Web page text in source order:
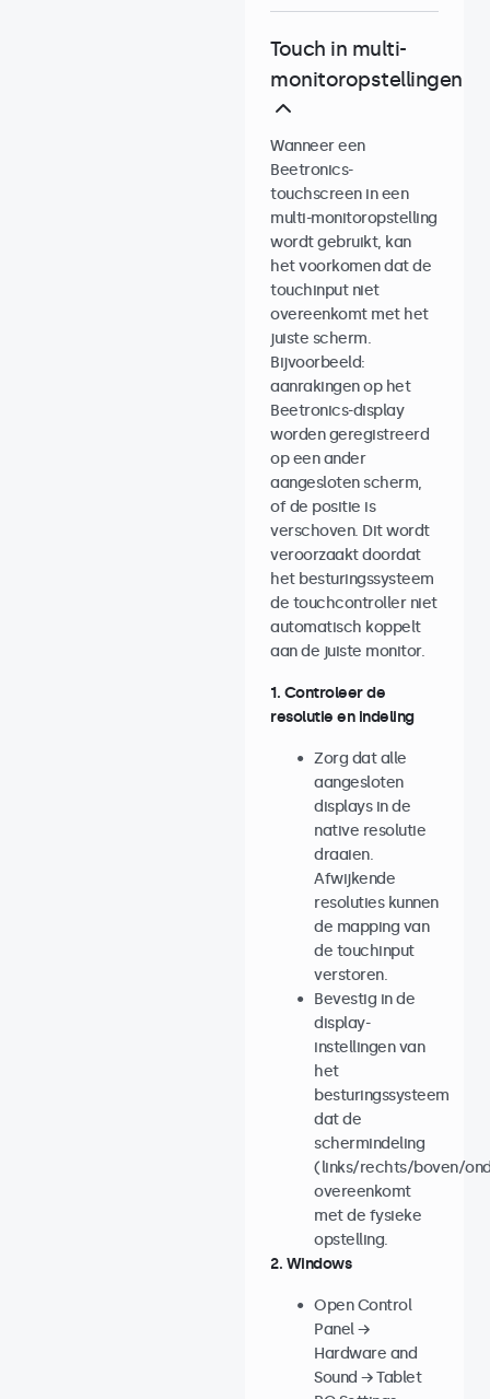
Touch in multi-
monitoropstellingen
Wanneer een
Beetronics-
touchscreen in een
multi-monitoropstelling
wordt gebruikt, kan
het voorkomen dat de
touchinput niet
overeenkomt met het
juiste scherm.
Bijvoorbeeld:
aanrakingen op het
Beetronics-display
worden geregistreerd
op een ander
aangesloten scherm,
of de positie is
verschoven. Dit wordt
veroorzaakt doordat
het besturingssysteem
de touchcontroller niet
automatisch koppelt
aan de juiste monitor.
1. Controleer de
resolutie en indeling
Zorg dat alle
aangesloten
displays in de
native resolutie
draaien.
Afwijkende
resoluties kunnen
de mapping van
de touchinput
verstoren.
Bevestig in de
display-
instellingen van
het
besturingssysteem
dat de
schermindeling
(links/rechts/boven/
overeenkomt
met de fysieke
opstelling.
2. Windows
Open Control
Panel →
Hardware and
Sound → Tablet